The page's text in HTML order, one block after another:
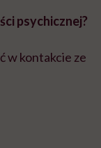
psychicznej?
w kontakcie ze